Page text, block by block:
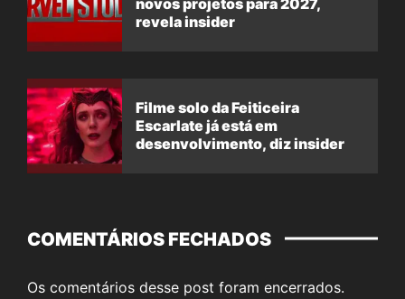
novos projetos para 2027,
revela insider
Filme solo da Feiticeira
Escarlate já está em
desenvolvimento, diz insider
COMENTÁRIOS FECHADOS
Os comentários desse post foram encerrados.